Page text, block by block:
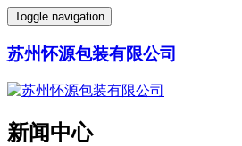
Toggle navigation
苏州怀源包装有限公司
新闻中心